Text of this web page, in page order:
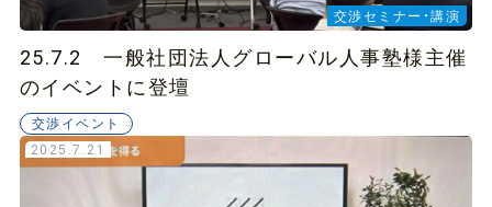
交渉セミナー・講演
25.7.2 一般社団法人グローバル人事塾様主催
のイベントに登壇
交渉イベント
2025.7.21